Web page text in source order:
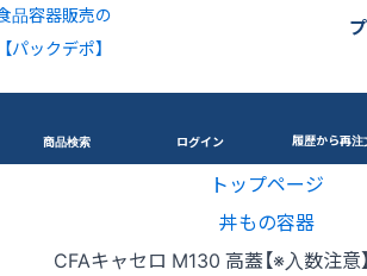
品容器販売の
【パックデポ】
商品検索 ログイン 履歴から再注
トップページ
丼もの容器
CFAキャセロ M130 高蓋【※入数注